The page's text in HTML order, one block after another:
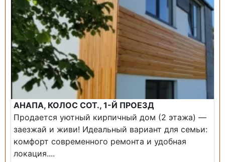
АНАПА, КОЛОС СОТ., 1-Й ПРОЕЗД
Продается уютный кирпичный дом (2 этажа) —
заезжай и живи! ​Идеальный вариант для семьи:
комфорт современного ремонта и удобная
локация....